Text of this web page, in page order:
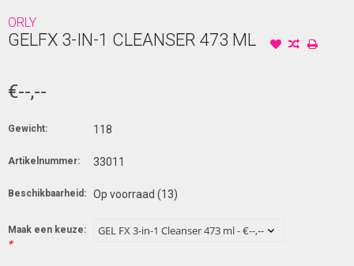
ORLY
GELFX 3-IN-1 CLEANSER 473 ML
€--,--
Gewicht: 118
Artikelnummer: 33011
Beschikbaarheid: Op voorraad (13)
Maak een keuze:
*